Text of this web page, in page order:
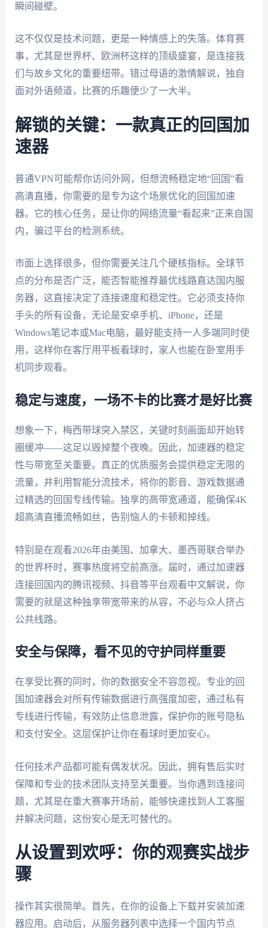
瞬间碰壁。
这不仅仅是技术问题，更是一种情感上的失落。体育赛
事，尤其是世界杯、欧洲杯这样的顶级盛宴，是连接我
们与故乡文化的重要纽带。错过母语的激情解说，独自
面对外语频道，比赛的乐趣便少了一大半。
解锁的关键：一款真正的回国加
速器
普通VPN可能帮你访问外网，但想流畅稳定地“回国”看
高清直播，你需要的是专为这个场景优化的回国加速
器。它的核心任务，是让你的网络流量“看起来”正来自国
内，骗过平台的检测系统。
市面上选择很多，但你需要关注几个硬核指标。全球节
点的分布是否广泛，能否智能推荐最优线路直达国内服
务器，这直接决定了连接速度和稳定性。它必须支持你
手头的所有设备，无论是安卓手机、iPhone，还是
Windows笔记本或Mac电脑，最好能支持一人多端同时使
用，这样你在客厅用平板看球时，家人也能在卧室用手
机同步观看。
稳定与速度，一场不卡的比赛才是好比赛
想象一下，梅西带球突入禁区，关键时刻画面却开始转
圈缓冲——这足以毁掉整个夜晚。因此，加速器的稳定
性与带宽至关重要。真正的优质服务会提供稳定无限的
流量，并利用智能分流技术，将你的影音、游戏数据通
过精选的回国专线传输。独享的高带宽通道，能确保4K
超高清直播流畅如丝，告别恼人的卡顿和掉线。
特别是在观看2026年由美国、加拿大、墨西哥联合举办
的世界杯时，赛事热度将空前高涨。届时，通过加速器
连接回国内的腾讯视频、抖音等平台观看中文解说，你
需要的就是这种独享带宽带来的从容，不必与众人挤占
公共线路。
安全与保障，看不见的守护同样重要
在享受比赛的同时，你的数据安全不容忽视。专业的回
国加速器会对所有传输数据进行高强度加密，通过私有
专线进行传输，有效防止信息泄露，保护你的账号隐私
和支付安全。这层保护让你在看球时更加安心。
任何技术产品都可能有偶发状况。因此，拥有售后实时
保障和专业的技术团队支持至关重要。当你遇到连接问
题，尤其是在重大赛事开场前，能够快速找到人工客服
并解决问题，这份安心是无可替代的。
从设置到欢呼：你的观赛实战步
骤
操作其实很简单。首先，在你的设备上下载并安装加速
器应用。启动后，从服务器列表中选择一个国内节点